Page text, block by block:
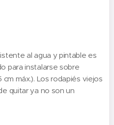
al agua y pintable es
para instalarse sobre
máx.). Los rodapiés viejos
quitar ya no son un